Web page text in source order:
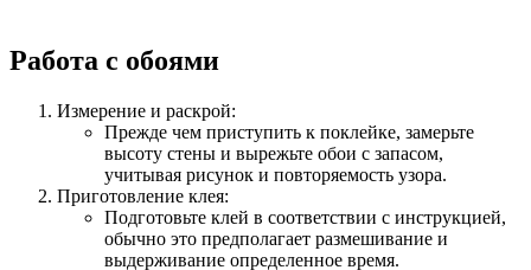
Работа с обоями
Измерение и раскрой:
Прежде чем приступить к поклейке, замерьте
высоту стены и вырежьте обои с запасом,
учитывая рисунок и повторяемость узора.
Приготовление клея:
Подготовьте клей в соответствии с инструкцией,
обычно это предполагает размешивание и
выдерживание определенное время.